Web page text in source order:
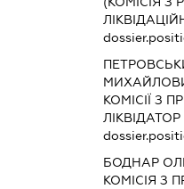
КОМІСІЇ З
ЛІКВІДАТОР
БОДНАР
КОМІСІЯ З